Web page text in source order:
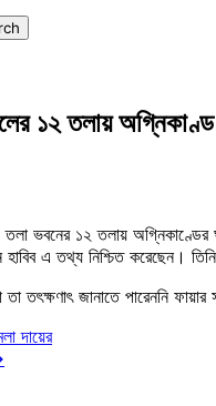
১২ তলায় অগ্নিকাণ্ড
তলা ভবনের ১২ তলায়
হাবিব এ তথ্য নিশ্চিত করেছেন।
জানাতে পারেননি ফায়ার
দায়ের